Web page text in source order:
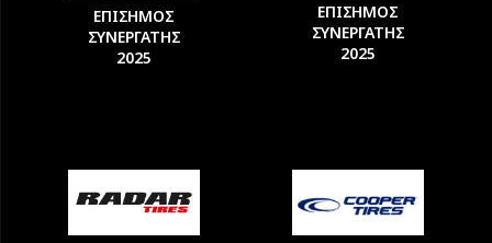
ΕΠΙΣΗΜΟΣ
ΣΥΝΕΡΓΑΤΗΣ
2025
ΕΠΙΣΗΜΟΣ
ΣΥΝΕΡΓΑΤΗΣ
2025